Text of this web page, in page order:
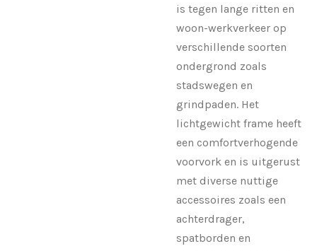
is tegen lange ritten en
woon-werkverkeer op
verschillende soorten
ondergrond zoals
stadswegen en
grindpaden. Het
lichtgewicht frame heeft
een comfortverhogende
voorvork en is uitgerust
met diverse nuttige
accessoires zoals een
achterdrager,
spatborden en